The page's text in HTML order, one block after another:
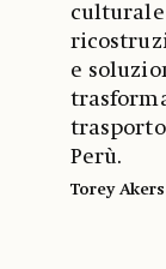
e
Perù.
Torey Akers